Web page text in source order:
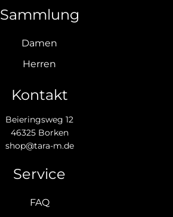
Sammlung
Damen
Herren
Kontakt
Beieringsweg 12
46325 Borken
shop@tara-m.de
Service
FAQ